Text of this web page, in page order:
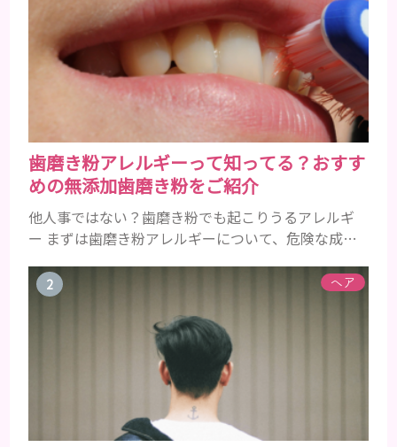
歯磨き粉アレルギーって知ってる？おすす
めの無添加歯磨き粉をご紹介
他人事ではない？歯磨き粉でも起こりうるアレルギ
ー まずは歯磨き粉アレルギーについて、危険な成分
まれるアレルギーを起こすおそれのある成分 まず、
普段お使いの歯磨き粉に含まれているどの成分にア
レルギーを引き起こすおそれがあるのかを説明しま
すね。 •フッ素･･･歯の表面のエナメルを守り強くし
たり、虫歯と防ぐ働きを持つ成分 •香味料 ･･･歯磨き
ヘア